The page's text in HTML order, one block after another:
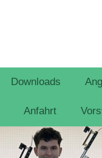
Downloads
Anfahrt